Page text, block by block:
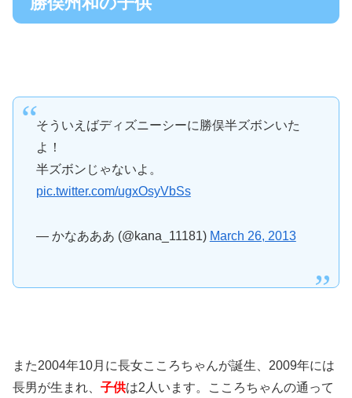
そういえばディズニーシーに勝俣半ズボンいた
よ！
半ズボンじゃないよ。
pic.twitter.com/ugxOsyVbSs
— かなあああ (@kana_11181) March 26, 2013
また2004年10月に長女こころちゃんが誕生、2009年には
長男が生まれ、 子供は2人います。こころちゃんの通って